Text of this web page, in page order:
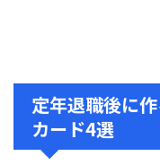
定年退職後に
カード4選